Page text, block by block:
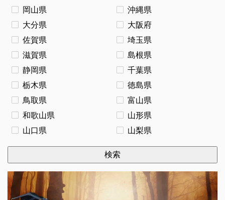
岡山県
沖縄県
大分県
大阪府
佐賀県
埼玉県
滋賀県
島根県
静岡県
千葉県
栃木県
徳島県
鳥取県
富山県
和歌山県
山形県
山口県
山梨県
検索